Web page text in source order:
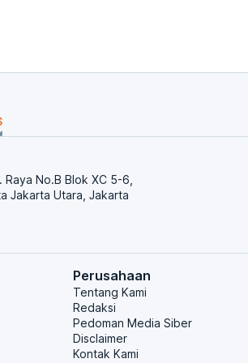
No.B Blok XC 5-6,
Jakarta Utara, Jakarta
Perusahaan
Tentang Kami
Redaksi
Pedoman Media Siber
Disclaimer
Kontak Kami